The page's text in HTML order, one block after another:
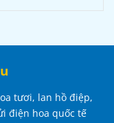
tươi, lan hồ điệp,
điện hoa quốc tế